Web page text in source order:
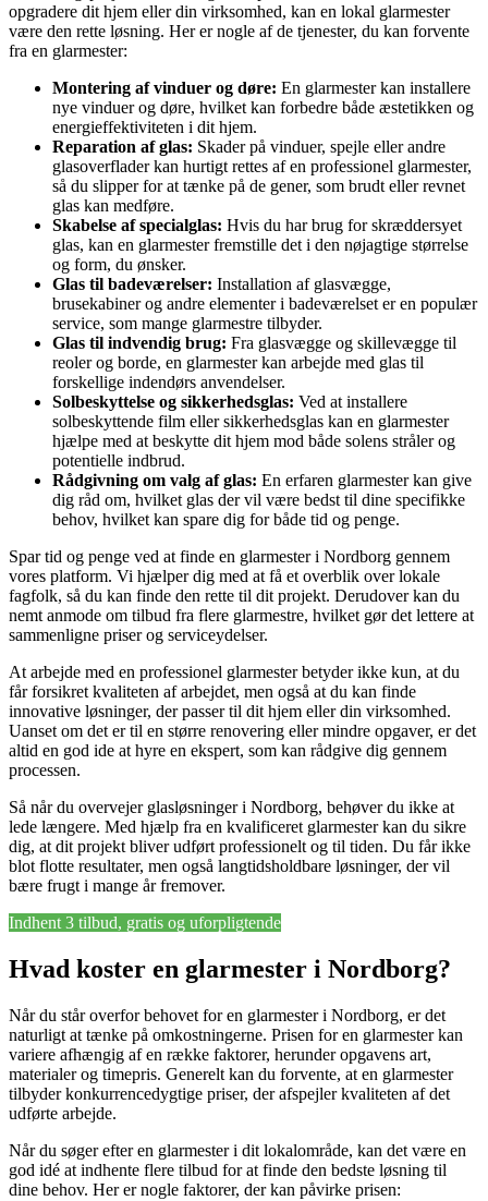
opgradere dit hjem eller din virksomhed, kan en lokal glarmester
være den rette løsning. Her er nogle af de tjenester, du kan forvente
fra en glarmester:
Montering af vinduer og døre: En glarmester kan installere
nye vinduer og døre, hvilket kan forbedre både æstetikken og
energieffektiviteten i dit hjem.
Reparation af glas: Skader på vinduer, spejle eller andre
glasoverflader kan hurtigt rettes af en professionel glarmester,
så du slipper for at tænke på de gener, som brudt eller revnet
glas kan medføre.
Skabelse af specialglas: Hvis du har brug for skræddersyet
glas, kan en glarmester fremstille det i den nøjagtige størrelse
og form, du ønsker.
Glas til badeværelser: Installation af glasvægge,
brusekabiner og andre elementer i badeværelset er en populær
service, som mange glarmestre tilbyder.
Glas til indvendig brug: Fra glasvægge og skillevægge til
reoler og borde, en glarmester kan arbejde med glas til
forskellige indendørs anvendelser.
Solbeskyttelse og sikkerhedsglas: Ved at installere
solbeskyttende film eller sikkerhedsglas kan en glarmester
hjælpe med at beskytte dit hjem mod både solens stråler og
potentielle indbrud.
Rådgivning om valg af glas: En erfaren glarmester kan give
dig råd om, hvilket glas der vil være bedst til dine specifikke
behov, hvilket kan spare dig for både tid og penge.
Spar tid og penge ved at finde en glarmester i Nordborg gennem
vores platform. Vi hjælper dig med at få et overblik over lokale
fagfolk, så du kan finde den rette til dit projekt. Derudover kan du
nemt anmode om tilbud fra flere glarmestre, hvilket gør det lettere at
sammenligne priser og serviceydelser.
At arbejde med en professionel glarmester betyder ikke kun, at du
får forsikret kvaliteten af arbejdet, men også at du kan finde
innovative løsninger, der passer til dit hjem eller din virksomhed.
Uanset om det er til en større renovering eller mindre opgaver, er det
altid en god ide at hyre en ekspert, som kan rådgive dig gennem
processen.
Så når du overvejer glasløsninger i Nordborg, behøver du ikke at
lede længere. Med hjælp fra en kvalificeret glarmester kan du sikre
dig, at dit projekt bliver udført professionelt og til tiden. Du får ikke
blot flotte resultater, men også langtidsholdbare løsninger, der vil
bære frugt i mange år fremover.
Indhent 3 tilbud, gratis og uforpligtende
Hvad koster en glarmester i Nordborg?
Når du står overfor behovet for en glarmester i Nordborg, er det
naturligt at tænke på omkostningerne. Prisen for en glarmester kan
variere afhængig af en række faktorer, herunder opgavens art,
materialer og timepris. Generelt kan du forvente, at en glarmester
tilbyder konkurrencedygtige priser, der afspejler kvaliteten af det
udførte arbejde.
Når du søger efter en glarmester i dit lokalområde, kan det være en
god idé at indhente flere tilbud for at finde den bedste løsning til
dine behov. Her er nogle faktorer, der kan påvirke prisen: